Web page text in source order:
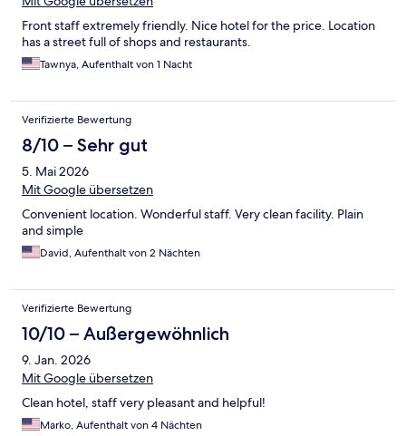
Front staff extremely friendly. Nice hotel for the price. Location
has a street full of shops and restaurants.
Tawnya, Aufenthalt von 1 Nacht
Verifizierte Bewertung
8/10 – Sehr gut
5. Mai 2026
Mit Google übersetzen
Convenient location. Wonderful staff. Very clean facility. Plain
and simple
David, Aufenthalt von 2 Nächten
Verifizierte Bewertung
10/10 – Außergewöhnlich
9. Jan. 2026
Mit Google übersetzen
Clean hotel, staff very pleasant and helpful!
Marko, Aufenthalt von 4 Nächten